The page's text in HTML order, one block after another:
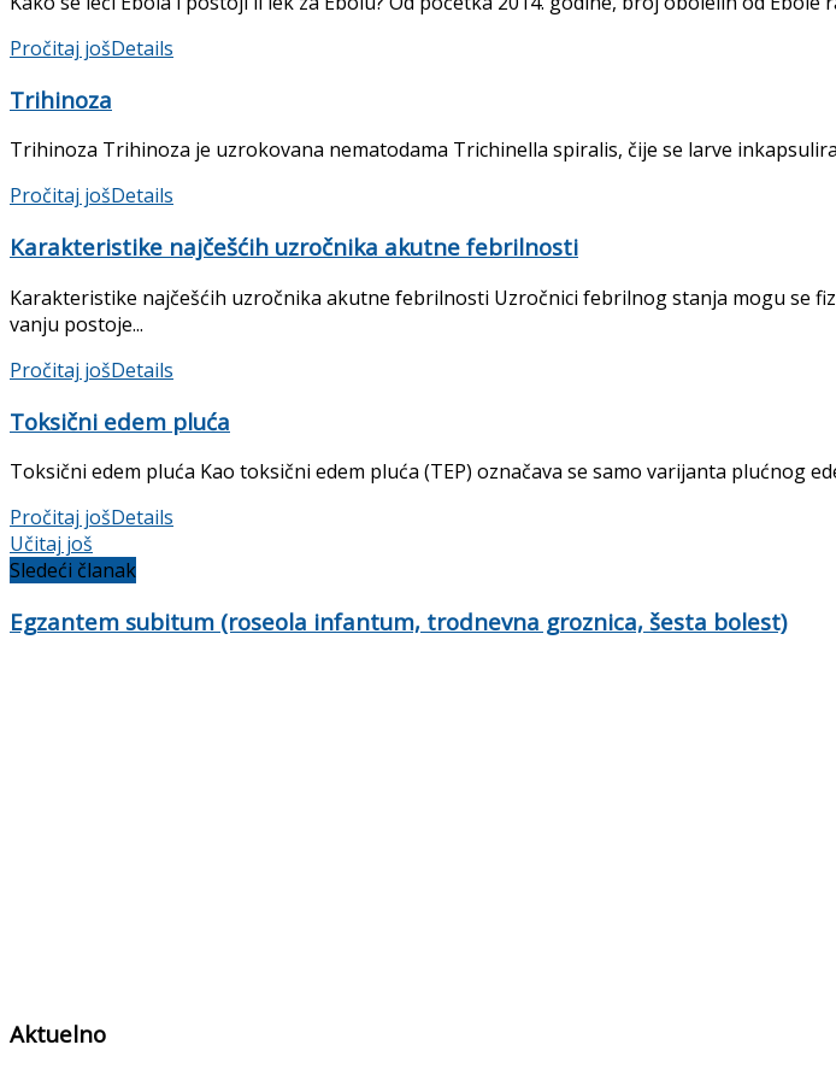
Pročitaj jošDetails
Trihinoza
Trihinoza Trihinoza je uzrokovana nematodama Trichinella spiralis, čije se larve
Pročitaj jošDetails
Karakteristike najčešćih uzročnika akutne febrilnosti
Karakteristike najčešćih uzročnika akutne febrilnosti Uzročnici febrilnog stanja mogu
vanju postoje...
Pročitaj jošDetails
Toksični edem pluća
Toksični edem pluća Kao toksični edem pluća (TEP) označava se samo varijanta plućnog
Pročitaj jošDetails
Učitaj još
Sledeći članak
Egzantem subitum (roseola infantum, trodnevna groznica, šesta bolest)
Aktuelno